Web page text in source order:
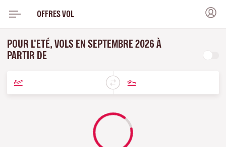
OFFRES VOL
POUR L'ETÉ, VOLS EN SEPTEMBRE 2026 À
PARTIR DE